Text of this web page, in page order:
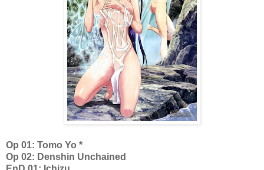
Op 01: Tomo Yo *
Op 02: Denshin Unchained